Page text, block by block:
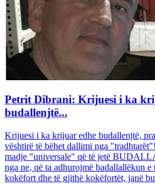
Petrit Dibrani: Krijuesi i ka
budallenjtë...
Krijuesi i ka krijuar edhe budallenjtë,
vështirë të bëhet dallimi nga
madje "universale" që të jetë
nga ne, që ta adhurojmë badallallëkun
kokëfort dhe të gjithë kokëfortët, janë